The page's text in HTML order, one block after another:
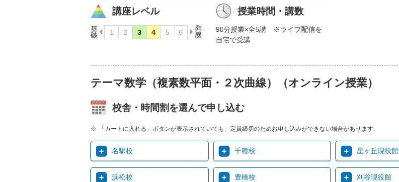
講座レベル 授業時間・講数
90分授業×全5講 ※ライブ配信を
自宅で受講
テーマ数学（複素数平面・２次曲線）（オンライン授業）
校舎・時間割を選んで申し込む
「カートに入れる」ボタンが表示されていても、定員締切のためお申し込みができない場合があります。
名駅校 千種校 星ヶ丘現役館
浜松校 豊橋校 刈谷現役館